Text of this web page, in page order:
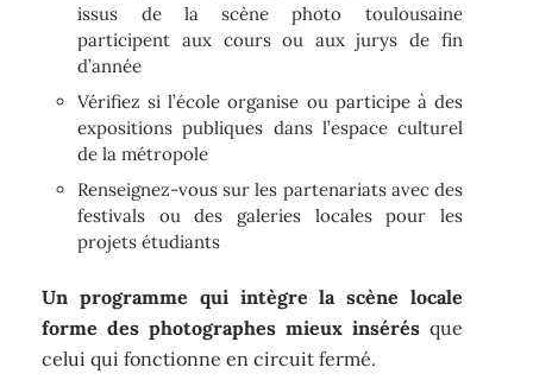
issus de la scène photo toulousaine
participent aux cours ou aux jurys de fin
d’année
Vérifiez si l’école organise ou participe à des
expositions publiques dans l’espace culturel
de la métropole
Renseignez-vous sur les partenariats avec des
festivals ou des galeries locales pour les
projets étudiants
Un programme qui intègre la scène locale
forme des photographes mieux insérésque
celui qui fonctionne en circuit fermé.